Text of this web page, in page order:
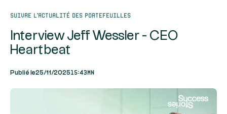
Suivre l’actualité des portefeuilles
Interview Jeff Wessler - CEO
Heartbeat
Publié le25/11/202515:43mn